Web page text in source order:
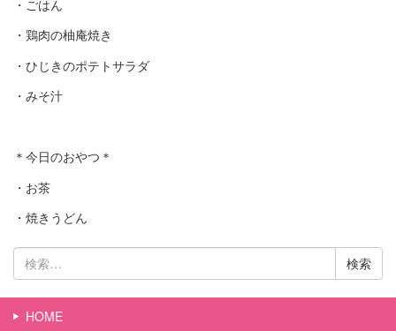
・ごはん
・鶏肉の柚庵焼き
・ひじきのポテトサラダ
・みそ汁
＊今日のおやつ＊
・お茶
・焼きうどん
検
索:
HOME